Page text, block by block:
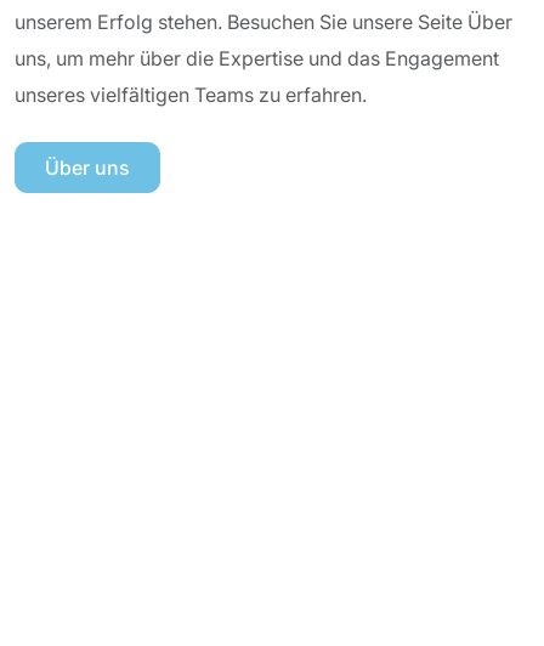
unserem Erfolg stehen. Besuchen Sie unsere Seite Über
uns, um mehr über die Expertise und das Engagement
unseres vielfältigen Teams zu erfahren.
Über uns